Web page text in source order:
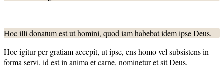
Hoc illi donatum est ut homini, quod iam habebat idem ipse Deus.
Hoc igitur per gratiam accepit, ut ipse, ens homo vel subsistens in
forma servi, id est in anima et carne, nominetur et sit Deus.